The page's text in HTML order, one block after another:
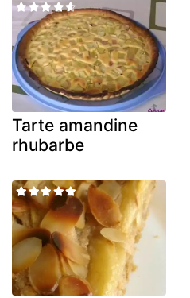
Tarte amandine
rhubarbe